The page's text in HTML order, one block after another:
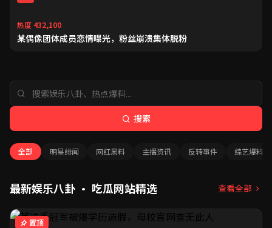
热度 432,100
某偶像团体成员恋情曝光，粉丝崩溃集体脱粉
搜索
全部 明星绯闻 网红黑料 主播资讯 反转事件 综艺爆料
最新娱乐八卦 · 吃瓜网站精选 查看全部
置顶